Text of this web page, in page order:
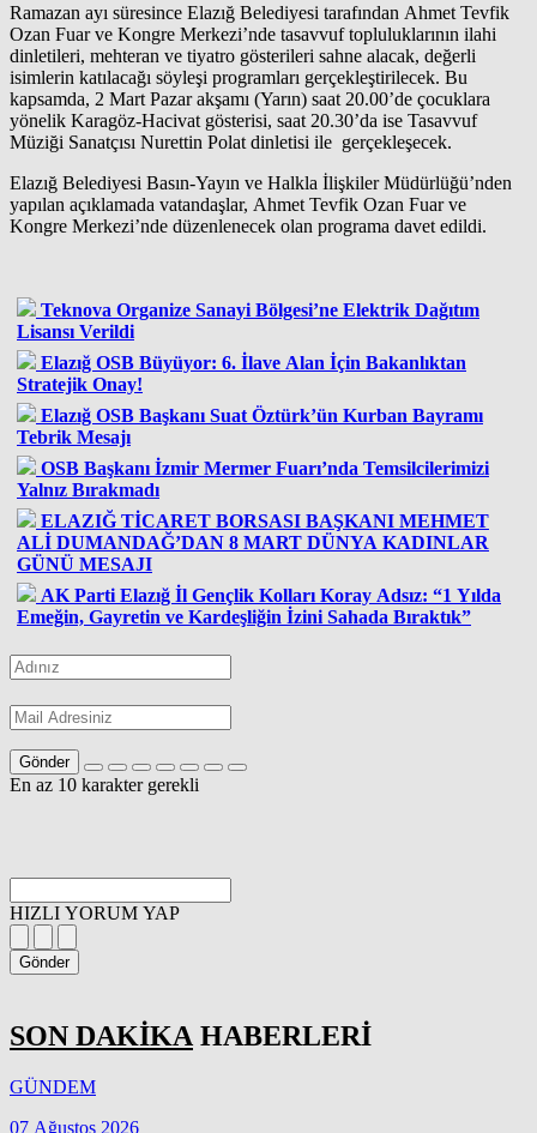
Ramazan ayı süresince Elazığ Belediyesi tarafından Ahmet Tevfik
Ozan Fuar ve Kongre Merkezi’nde tasavvuf topluluklarının ilahi
dinletileri, mehteran ve tiyatro gösterileri sahne alacak, değerli
isimlerin katılacağı söyleşi programları gerçekleştirilecek. Bu
kapsamda, 2 Mart Pazar akşamı (Yarın) saat 20.00’de çocuklara
yönelik Karagöz-Hacivat gösterisi, saat 20.30’da ise Tasavvuf
Müziği Sanatçısı Nurettin Polat dinletisi ile gerçekleşecek.
Elazığ Belediyesi Basın-Yayın ve Halkla İlişkiler Müdürlüğü’nden
yapılan açıklamada vatandaşlar, Ahmet Tevfik Ozan Fuar ve
Kongre Merkezi’nde düzenlenecek olan programa davet edildi.
Teknova Organize Sanayi Bölgesi’ne Elektrik Dağıtım
Lisansı Verildi
Elazığ OSB Büyüyor: 6. İlave Alan İçin Bakanlıktan
Stratejik Onay!
Elazığ OSB Başkanı Suat Öztürk’ün Kurban Bayramı
Tebrik Mesajı
OSB Başkanı İzmir Mermer Fuarı’nda Temsilcilerimizi
Yalnız Bırakmadı
ELAZIĞ TİCARET BORSASI BAŞKANI MEHMET
ALİ DUMANDAĞ’DAN 8 MART DÜNYA KADINLAR
GÜNÜ MESAJI
AK Parti Elazığ İl Gençlik Kolları Koray Adsız: “1 Yılda
Emeğin, Gayretin ve Kardeşliğin İzini Sahada Bıraktık”
Gönder
En az 10 karakter gerekli
HIZLI YORUM YAP
Gönder
SON DAKİKA HABERLERİ
GÜNDEM
07 Ağustos 2026